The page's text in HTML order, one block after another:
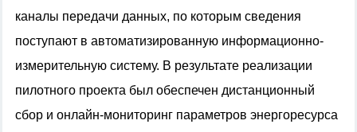
каналы передачи данных, по которым сведения
поступают в автоматизированную информационно-
измерительную систему. В результате реализации
пилотного проекта был обеспечен дистанционный
сбор и онлайн-мониторинг параметров энергоресурса